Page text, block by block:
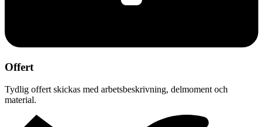
Offert
Tydlig offert skickas med arbetsbeskrivning, delmoment och
material.